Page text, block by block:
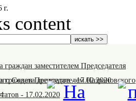
г.
content
заместителем Председателя
Совета депутатов-17.02.2020
Председателем Назрановского
- 17.02.2020